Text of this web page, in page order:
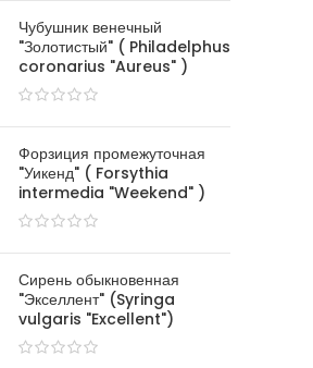
Чубушник венечный
"Золотистый" ( Philadelphus
coronarius "Aureus" )
Форзиция промежуточная
"Уикенд" ( Forsythia
intermedia "Weekend" )
Сирень обыкновенная
"Экселлент" (Syringa
vulgaris "Excellent")